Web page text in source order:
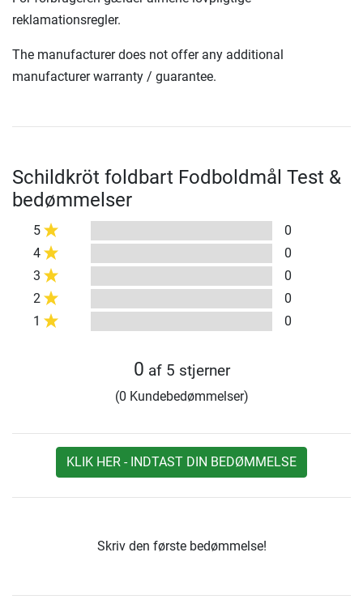
reklamationsregler.
The manufacturer does not offer any additional
manufacturer warranty / guarantee.
Schildkröt foldbart Fodboldmål Test &
bedømmelser
5
0
4
0
3
0
2
0
1
0
0 af 5 stjerner
(0 Kundebedømmelser)
KLIK HER - INDTAST DIN BEDØMMELSE
Skriv den første bedømmelse!